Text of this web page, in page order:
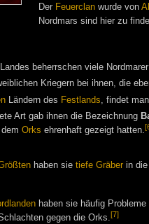
Der Feuerclanwurde von
Nordmars sind hier zu
beherrschen viele
Kriegern bei ihnen, die
Ländern des Festlands, findet
Art gab ihnen die Bezeichnung
Orks ehrenhaft gezeigt hatten.
haben sie tiefe Gräberin die
haben sie häufig Probleme
gegen die Orks.[7]